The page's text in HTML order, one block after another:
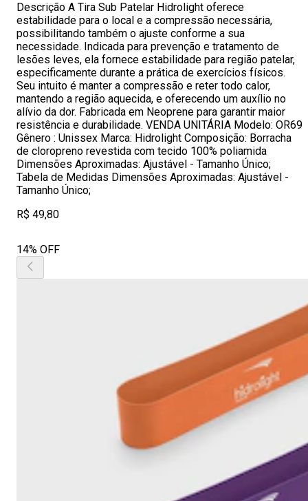
Descrição A Tira Sub Patelar Hidrolight oferece
estabilidade para o local e a compressão necessária,
possibilitando também o ajuste conforme a sua
necessidade. Indicada para prevenção e tratamento de
lesões leves, ela fornece estabilidade para região patelar,
especificamente durante a prática de exercícios físicos.
Seu intuito é manter a compressão e reter todo calor,
mantendo a região aquecida, e oferecendo um auxílio no
alívio da dor. Fabricada em Neoprene para garantir maior
resistência e durabilidade. VENDA UNITÁRIA Modelo: OR69
Gênero : Unissex Marca: Hidrolight Composição: Borracha
de cloropreno revestida com tecido 100% poliamida
Dimensões Aproximadas: Ajustável - Tamanho Único;
Tabela de Medidas Dimensões Aproximadas: Ajustável -
Tamanho Único;
R$ 49,80
14% OFF